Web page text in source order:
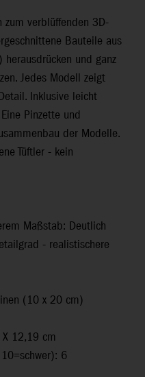
verblüffenden 3D-
Bauteile aus
und ganz
Jedes Modell zeigt
Inklusive leicht
Pinzette und
der Modelle.
Tüftler - kein
Maßstab: Deutlich
- realistischere
(10 x 20 cm)
12,19 cm
6